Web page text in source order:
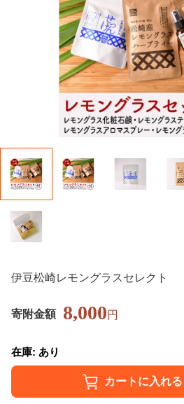
伊豆松崎レモングラスセレクト
寄附金額 8,000円
在庫: あり